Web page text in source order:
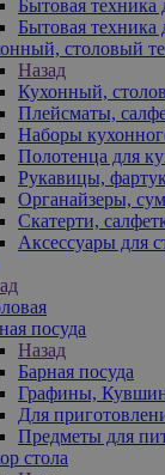
Бытовая техника
Бытовая техника
столовый
Назад
Кухонный,
Плейсматы,
Наборы
Полотенца для
Рукавицы,
Органайзеры,
Скатерти,
Аксессуары для
посуда
Назад
Барная посуда
Графины,
Для
Предметы для
стола